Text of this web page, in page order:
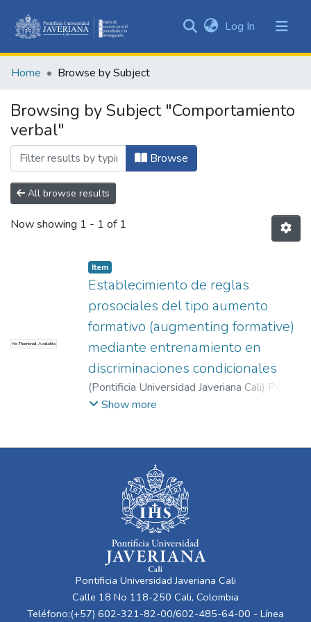
&
All of DSpace
Log In (current)
Home Browse by Subject
Browsing by Subject "Comportamiento
verbal"
Browse
All browse results
Now showing 1 - 1 of 1
No Thumbnail Available
Item
Establecimiento de reglas
prosociales del tipo aumento
formativo (augmenting formative)
mediante entrenamiento en
discriminaciones condicionales
(Pontificia Universidad Javeriana Cali) Pérez
Manrique, Tiberio
Show more
Pontificia Universidad Javeriana Cali
Calle 18 No 118-250 Cali, Colombia
Teléfono:(+57) 602-321-82-00/602-485-64-00 - Línea